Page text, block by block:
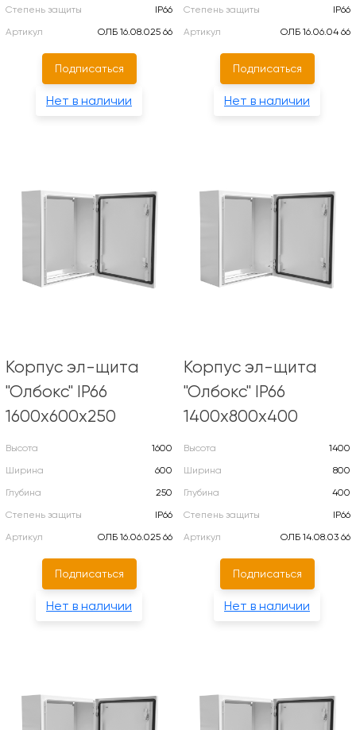
Степень защиты
IP66
Артикул
ОЛБ 16.08.025 66
Подписаться
Нет в наличии
Степень защиты
IP66
Артикул
ОЛБ 16.06.04 66
Подписаться
Нет в наличии
Корпус эл-щита
"Олбокс" IP66
1600х600х250
Высота
1600
Ширина
600
Глубина
250
Степень защиты
IP66
Артикул
ОЛБ 16.06.025 66
Подписаться
Нет в наличии
Корпус эл-щита
"Олбокс" IP66
1400х800х400
Высота
1400
Ширина
800
Глубина
400
Степень защиты
IP66
Артикул
ОЛБ 14.08.03 66
Подписаться
Нет в наличии